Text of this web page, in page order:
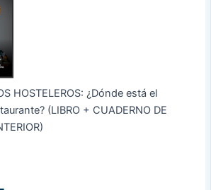
HOSTELEROS: ¿Dónde está el
(LIBRO + CUADERNO DE